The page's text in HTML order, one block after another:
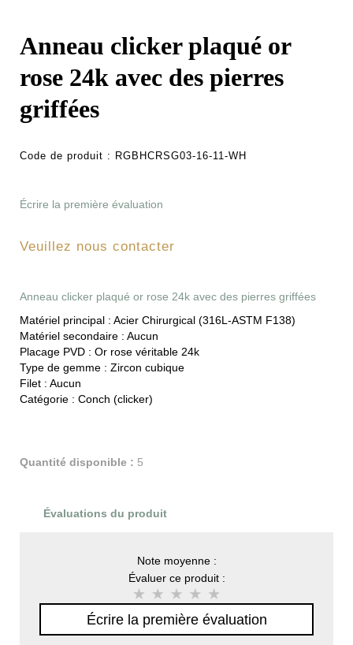
Anneau clicker plaqué or
rose 24k avec des pierres
griffées
Code de produit : RGBHCRSG03-16-11-WH
Écrire la première évaluation
Veuillez nous contacter
Anneau clicker plaqué or rose 24k avec des pierres griffées
Matériel principal : Acier Chirurgical (316L-ASTM F138)
Matériel secondaire : Aucun
Placage PVD : Or rose véritable 24k
Type de gemme : Zircon cubique
Filet : Aucun
Catégorie : Conch (clicker)
Quantité disponible : 5
Évaluations du produit
Note moyenne :
Évaluer ce produit :
Écrire la première évaluation